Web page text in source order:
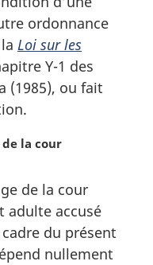
ordonnance
Loi sur les
Y-1 des
(1985), ou fait
la cour
de la cour
adulte accusé
du présent
nullement